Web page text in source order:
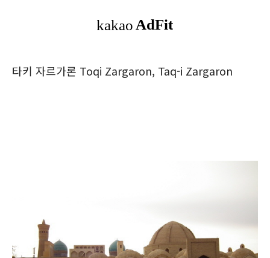
타키 자르가론 Toqi Zargaron, Taq-i Zargaron